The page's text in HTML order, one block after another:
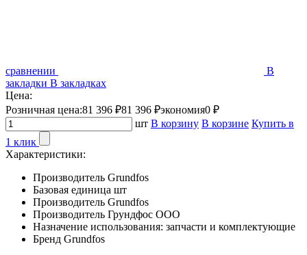
сравнении
В
закладки В закладках
Цена:
Розничная цена:81 396 ₽81 396 ₽экономия0 ₽
шт В корзину В корзине Купить в
1 клик
Характеристики:
Производитель Grundfos
Базовая единица шт
Производитель Grundfos
Производитель Грундфос ООО
Назначение использования: запчасти и комплектующие
Бренд Grundfos